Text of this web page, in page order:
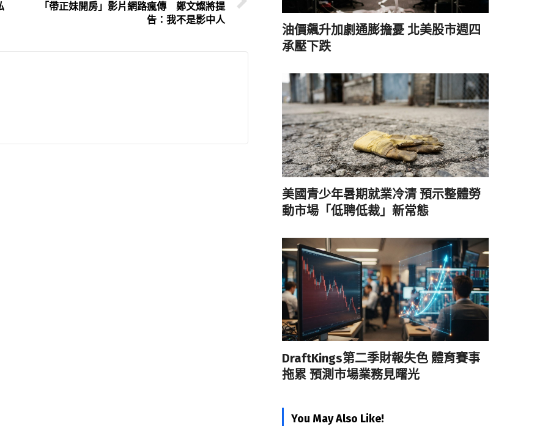
「帶正妹開房」影片網路瘋傳 鄭文燦將提
告：我不是影中人
油價飆升加劇通膨擔憂 北美股市週四
承壓下跌
美國青少年暑期就業冷清 預示整體勞
動市場「低聘低裁」新常態
DraftKings第二季財報失色 體育賽事
拖累 預測市場業務見曙光
You May Also Like!